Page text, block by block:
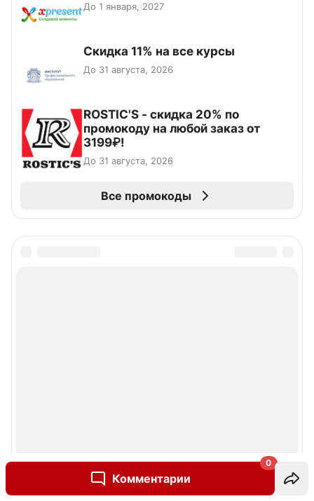
Комментарии
0
До 1 января, 2027
Скидка 11% на все курсы
До 31 августа, 2026
ROSTIC'S - скидка 20% по
промокоду на любой заказ от
3199₽!
До 31 августа, 2026
Все промокоды